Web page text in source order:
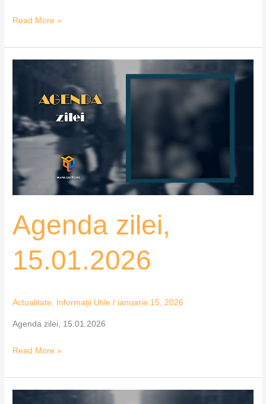
Read More »
Agenda zilei,
15.01.2026
Actualitate, Informații Utile / ianuarie 15, 2026
Agenda zilei, 15.01.2026
15.01.2026
Read More »